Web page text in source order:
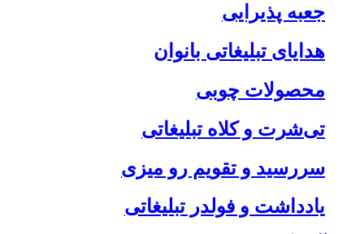
جعبه پذیرایی
هدایای تبلیغاتی بانوان
محصولات چوبی
تی‌شرت و کلاه تبلیغاتی
سررسید و تقویم رو میزی
یادداشت و فولدر تبلیغاتی